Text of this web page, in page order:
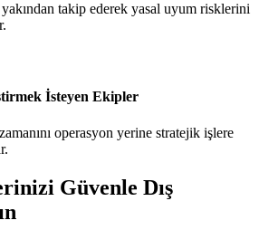
takip ederek yasal uyum risklerini
İsteyen Ekipler
operasyon yerine stratejik işlere
Güvenle Dış